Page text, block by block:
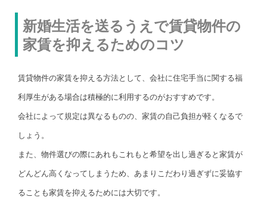
新婚生活を送るうえで賃貸物件の
家賃を抑えるためのコツ
賃貸物件の家賃を抑える方法として、会社に住宅手当に関する福
利厚生がある場合は積極的に利用するのがおすすめです。
会社によって規定は異なるものの、家賃の自己負担が軽くなるで
しょう。
また、物件選びの際にあれもこれもと希望を出し過ぎると家賃が
どんどん高くなってしまうため、あまりこだわり過ぎずに妥協す
ることも家賃を抑えるためには大切です。